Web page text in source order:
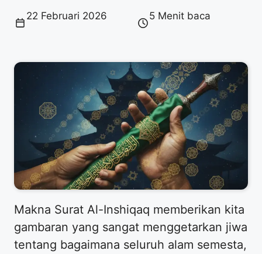
22 Februari 2026 5 Menit baca
​Makna Surat Al-Inshiqaq memberikan kita
gambaran yang sangat menggetarkan jiwa
tentang bagaimana seluruh alam semesta,